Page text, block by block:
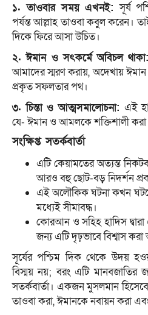
১. তাওবার সময় এখনই:সূর্য
পর্যন্ত আল্লাহ তাওবা কবুল করেন।
দিকে ফিরে আসা উচিত।
২. ঈমান ও সৎকর্মে অবিচল থাকা:
আমাদের স্মরণ করায়, অদেখায়
প্রকৃত সফলতার পথ।
৩. চিন্তা ও আত্মসমালোচনা: এই
যে- ঈমান ও আমলকে শক্তিশালী করা
সংক্ষিপ্ত সতর্কবার্তা
এটি কেয়ামতের অত্যন্ত
আরও বহু ছোট-বড় নিদর্শন
এই অলৌকিক ঘটনা কখন
মধ্যেই সীমাবদ্ধ।
কোরআন ও সহিহ হাদিস দ্বারা
জন্য এটি দৃঢ়ভাবে বিশ্বাস
সূর্যের পশ্চিম দিক থেকে উদয়
বিস্ময় নয়; বরং এটি মানবজাতির
সতর্কবার্তা। একজন মুসলমান
তাওবা করা, ঈমানকে নবায়ন করা